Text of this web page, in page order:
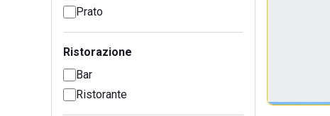
Prato
Ristorazione
Bar
Ristorante